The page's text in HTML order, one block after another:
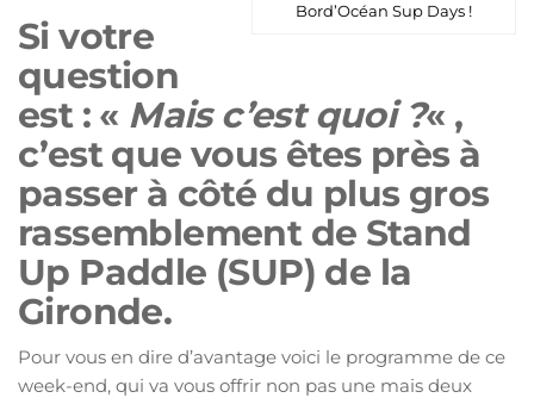
Bord’Océan Sup Days !
Si votre
question
est : « Mais c’est quoi ?« ,
c’est que vous êtes près à
passer à côté du plus gros
rassemblement de Stand
Up Paddle (SUP) de la
Gironde.
Pour vous en dire d’avantage voici le programme de ce
week-end, qui va vous offrir non pas une mais deux